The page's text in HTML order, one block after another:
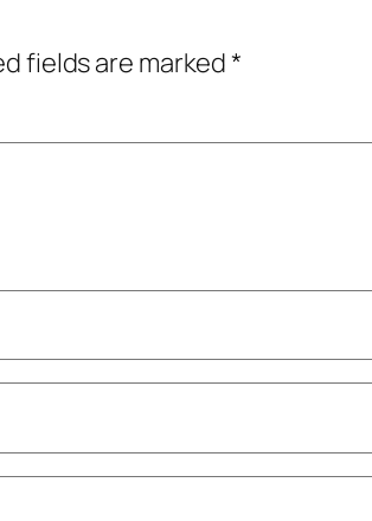
fields are marked*